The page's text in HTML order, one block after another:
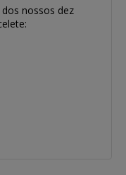
nossos dez